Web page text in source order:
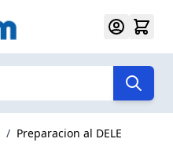
/ Preparacion al DELE